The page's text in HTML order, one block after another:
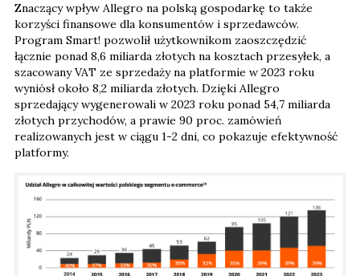
Znaczący wpływ Allegro na polską gospodarkę to także
korzyści finansowe dla konsumentów i sprzedawców.
Program Smart! pozwolił użytkownikom zaoszczędzić
łącznie ponad 8,6 miliarda złotych na kosztach przesyłek, a
szacowany VAT ze sprzedaży na platformie w 2023 roku
wyniósł około 8,2 miliarda złotych. Dzięki Allegro
sprzedający wygenerowali w 2023 roku ponad 54,7 miliarda
złotych przychodów, a prawie 90 proc. zamówień
realizowanych jest w ciągu 1-2 dni, co pokazuje efektywność
platformy.